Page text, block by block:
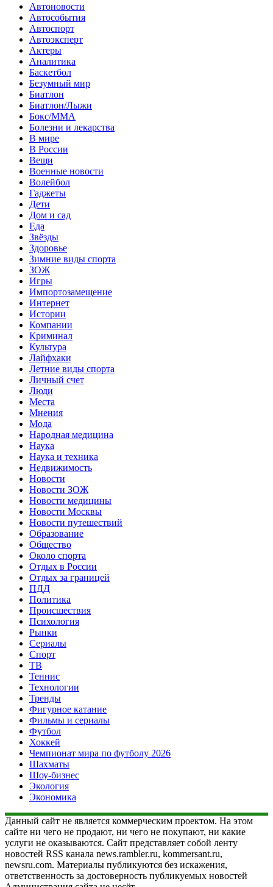
Автоновости
Автособытия
Автоспорт
Автоэксперт
Актеры
Аналитика
Баскетбол
Безумный мир
Биатлон
Биатлон/Лыжи
Бокс/MMA
Болезни и лекарства
В мире
В России
Вещи
Военные новости
Волейбол
Гаджеты
Дети
Дом и сад
Еда
Звёзды
Здоровье
Зимние виды спорта
ЗОЖ
Игры
Импортозамещение
Интернет
Истории
Компании
Криминал
Культура
Лайфхаки
Летние виды спорта
Личный счет
Люди
Места
Мнения
Мода
Народная медицина
Наука
Наука и техника
Недвижимость
Новости
Новости ЗОЖ
Новости медицины
Новости Москвы
Новости путешествий
Образование
Общество
Около спорта
Отдых в России
Отдых за границей
ПДД
Политика
Происшествия
Психология
Рынки
Сериалы
Спорт
ТВ
Теннис
Технологии
Тренды
Фигурное катание
Фильмы и сериалы
Футбол
Хоккей
Чемпионат мира по футболу 2026
Шахматы
Шоу-бизнес
Экология
Экономика
Данный сайт не является коммерческим проектом. На этом
сайте ни чего не продают, ни чего не покупают, ни какие
услуги не оказываются. Сайт представляет собой ленту
новостей RSS канала news.rambler.ru, kommersant.ru,
newsru.com. Материалы публикуются без искажения,
ответственность за достоверность публикуемых новостей